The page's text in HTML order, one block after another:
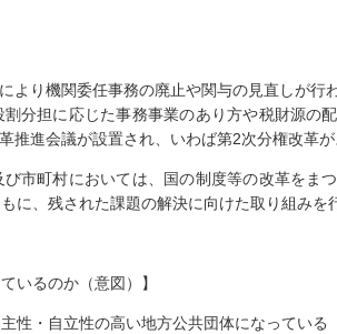
より機関委任事務の廃止や関与の見直しが行
分担に応じた事務事業のあり方や税財源の
推進会議が設置され、いわば第2次分権改革が
市町村においては、国の制度等の改革をま
に、残された課題の解決に向けた取り組みを
いるのか（意図）】
性・自立性の高い地方公共団体になっている